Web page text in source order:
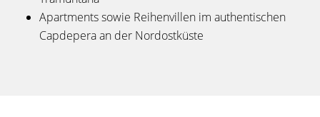
Apartments sowie Reihenvillen im authentischen
Capdepera an der Nordostküste